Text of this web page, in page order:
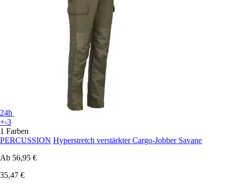
24h
+-3
1 Farben
PERCUSSION Hyperstretch verstärkter Cargo-Jobber Savane
Ab 56,95 €
35,47 €